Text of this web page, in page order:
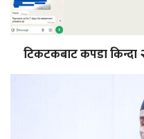
टिकटकबाट कपडा